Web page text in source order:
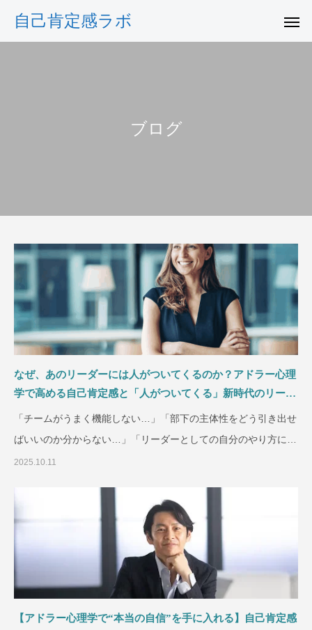
自己肯定感ラボ
ブログ
なぜ、あのリーダーには人がついてくるのか？アドラー心理
学で高める自己肯定感と「人がついてくる」新時代のリーダ
ーシップを解明
「チームがうまく機能しない…」「部下の主体性をどう引き出せ
ばいいのか分からない…」「リーダーとしての自分のやり方に、
時々自
2025.10.11
【アドラー心理学で“本当の自信”を手に入れる】自己肯定感